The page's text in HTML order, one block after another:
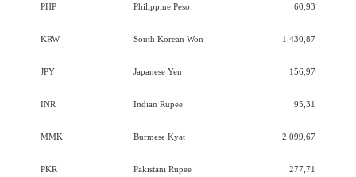
PHP Philippine Peso 60,93
KRW South Korean Won 1.430,87
JPY Japanese Yen 156,97
INR Indian Rupee 95,31
MMK Burmese Kyat 2.099,67
PKR Pakistani Rupee 277,71